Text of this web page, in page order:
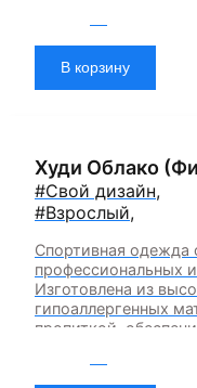
эластичностью в 5
да (от 15 штук)
— да (от 15 штук)
В корзину
Худи Облако
#Свой дизайн,
#Взрослый,
Спортивная одежда
профессиональных
Изготовлена из
гипоаллергенных
пропиткой,
эластичностью в 5